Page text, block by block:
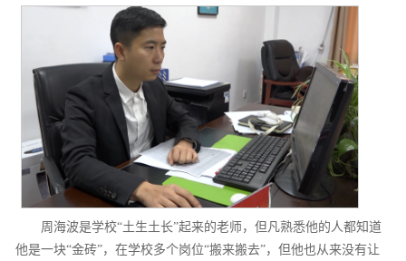
周海波是学校“土生土长”起来的老师，但凡熟悉他的人都知道
他是一块“金砖”，在学校多个岗位“搬来搬去”，但他也从来没有让